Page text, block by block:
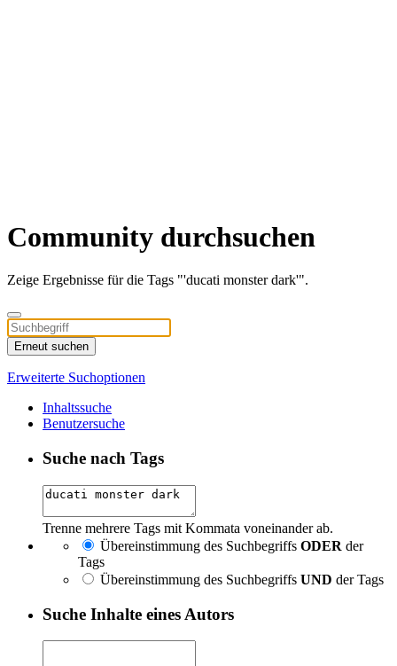
Community durchsuchen
Zeige Ergebnisse für die Tags "'ducati monster dark'".
Erneut suchen
Erweiterte Suchoptionen
Inhaltssuche
Benutzersuche
Suche nach Tags
Trenne mehrere Tags mit Kommata voneinander ab.
Übereinstimmung des Suchbegriffs ODER der
Tags
Übereinstimmung des Suchbegriffs UND der Tags
Suche Inhalte eines Autors